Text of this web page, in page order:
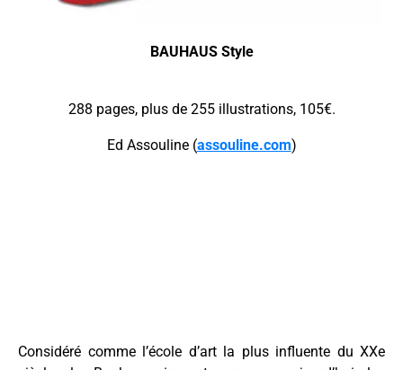
BAUHAUS Style
288 pages, plus de 255 illustrations, 105€.
Ed Assouline (assouline.com)
Considéré comme l’école d’art la plus influente du XXe